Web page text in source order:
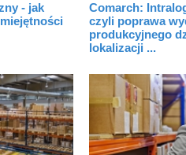
- jak
Comarch:
czyli poprawa
produkcyjnego
lokalizacji ...